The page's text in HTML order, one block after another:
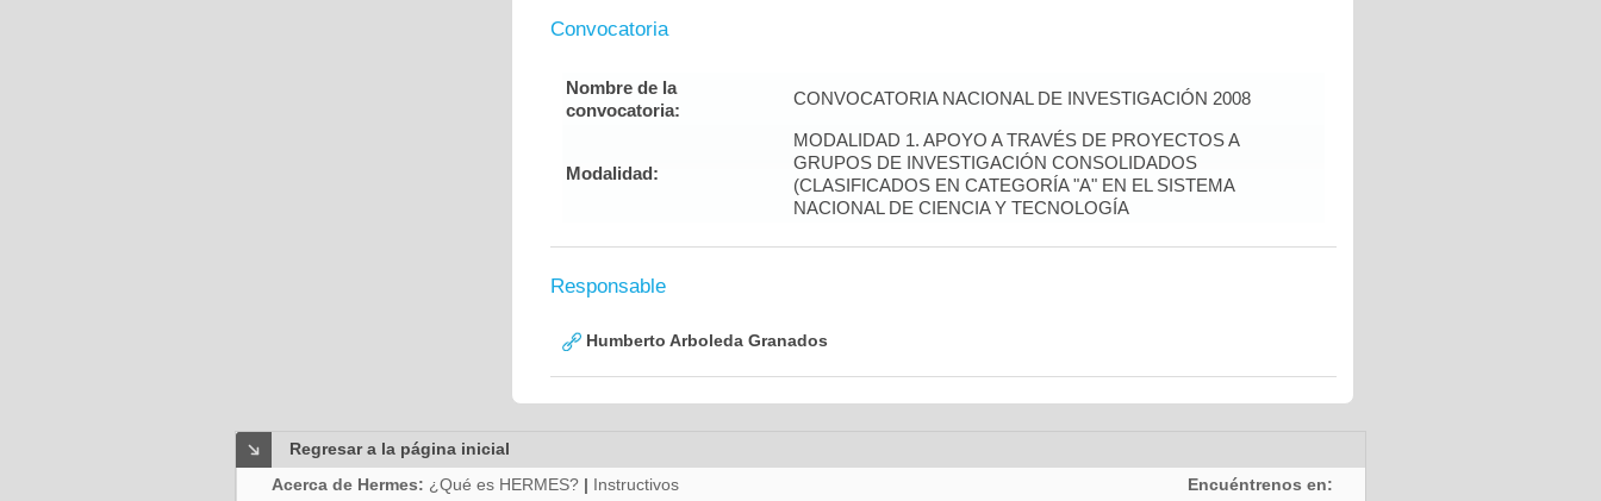
Convocatoria
Nombre de la
convocatoria:
CONVOCATORIA NACIONAL DE INVESTIGACIÓN 2008
Modalidad:
MODALIDAD 1. APOYO A TRAVÉS DE PROYECTOS A
GRUPOS DE INVESTIGACIÓN CONSOLIDADOS
(CLASIFICADOS EN CATEGORÍA "A" EN EL SISTEMA
NACIONAL DE CIENCIA Y TECNOLOGÍA
Responsable
Humberto Arboleda Granados
Regresar a la página inicial
Acerca de Hermes: ¿Qué es HERMES? | Instructivos Encuéntrenos en: